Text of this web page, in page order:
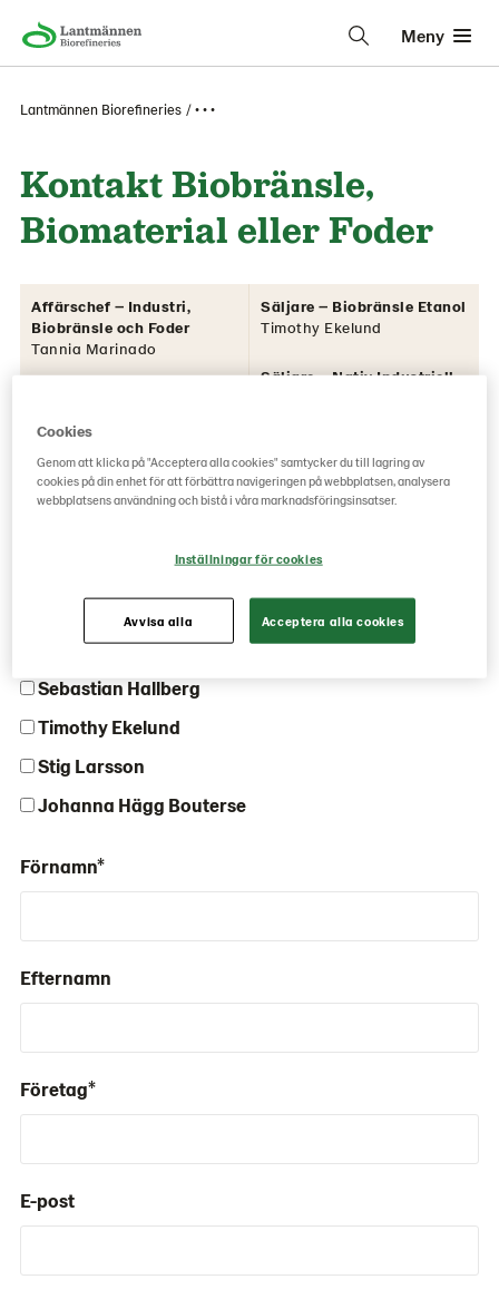
Meny
Lantmännen Biorefineries • • •
Kontakt Biobränsle,
Biomaterial eller Foder
Affärschef – Industri,
Biobränsle och Foder
Tannia Marinado
Sebastian Hallberg
Sourcing Specialist –
Inköp av restprodukter från
Johanna Hägg Bouterse
Säljare – Biobränsle Etanol
Timothy Ekelund
Säljare – Nativ Industriell
Tannia Marinado
Sebastian Hallberg
Timothy Ekelund
Stig Larsson
Johanna Hägg Bouterse
Förnamn*
Efternamn
Företag*
E-post
Cookies
Genom att klicka på "Acceptera alla cookies" samtycker du till lagring av
cookies på din enhet för att förbättra navigeringen på webbplatsen, analysera
webbplatsens användning och bistå i våra marknadsföringsinsatser.
Inställningar för cookies
Avvisa alla Acceptera alla cookies